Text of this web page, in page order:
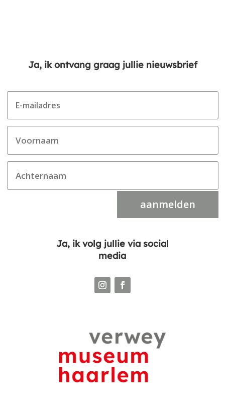
Ja, ik ontvang graag jullie nieuwsbrief
aanmelden
Ja, ik volg jullie via social
media